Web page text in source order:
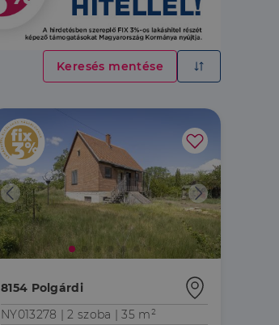
Keresés mentése
8154 Polgárdi
NY013278 |2 szoba | 35 m²